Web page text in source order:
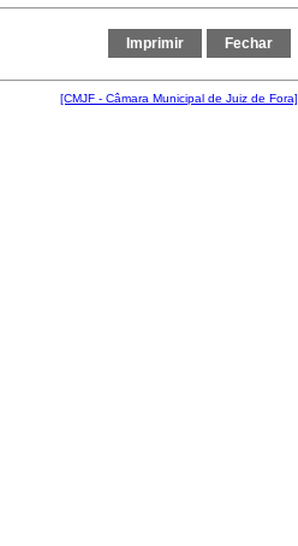
[CMJF - Câmara Municipal de Juiz de Fora]